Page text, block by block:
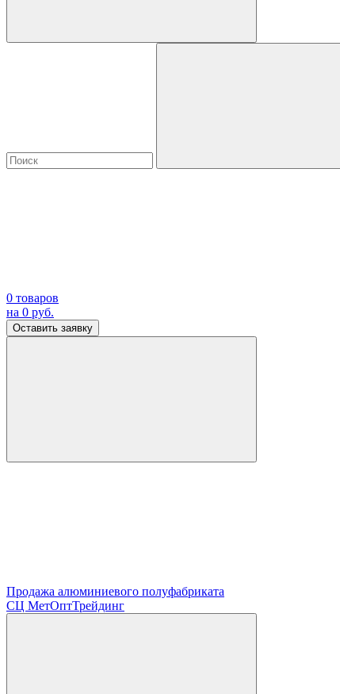
0 товаров
на 0 руб.
Оставить заявку
Продажа алюминиевого полуфабриката
СЦ МетОптТрейдинг